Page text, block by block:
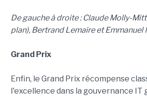
De gauche à droite : Claude Molly-
plan), Bertrand Lemaire et Emmanuel
Grand Prix
Enfin, le Grand Prix récompense
l'excellence dans la gouvernance IT